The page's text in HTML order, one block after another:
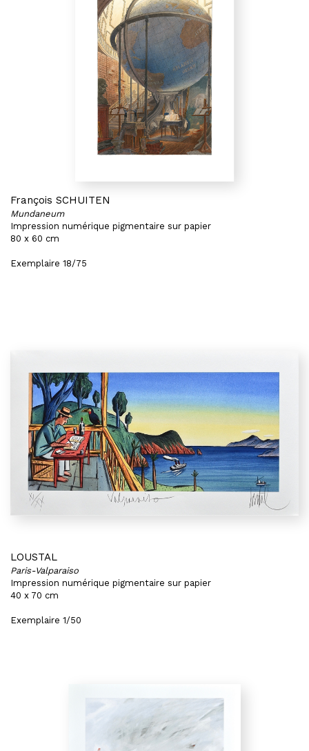
François SCHUITEN
Mundaneum
Impression numérique pigmentaire sur papier
80 x 60 cm
Exemplaire 18/75
LOUSTAL
Paris-Valparaiso
Impression numérique pigmentaire sur papier
40 x 70 cm
Exemplaire 1/50